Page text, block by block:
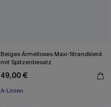
Beiges Ärmelloses Maxi-Strandkleid
mit Spitzenbesatz
49,00 €
A-Linien